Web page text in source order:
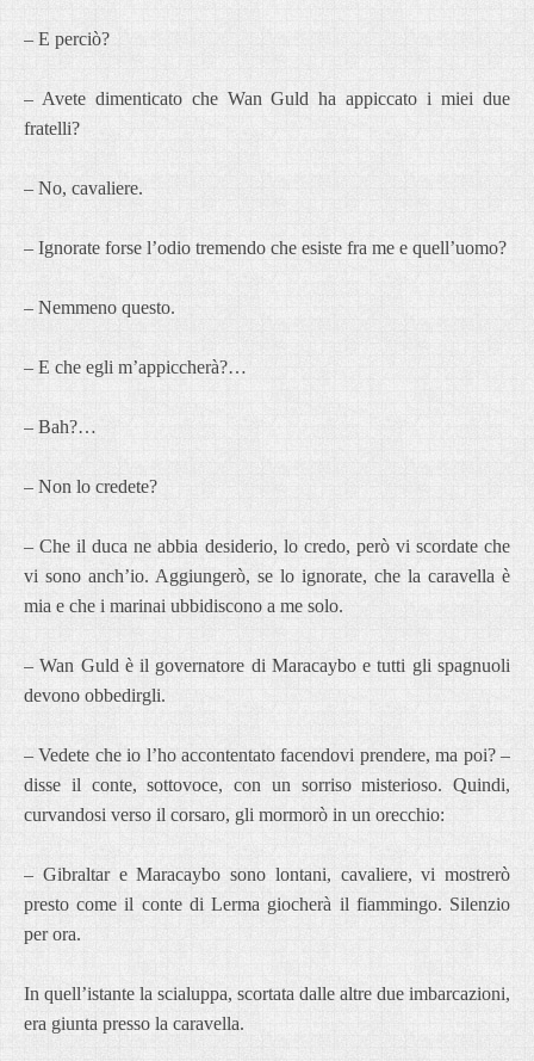
– E perciò?
– Avete dimenticato che Wan Guld ha appiccato i miei due
fratelli?
– No, cavaliere.
– Ignorate forse l’odio tremendo che esiste fra me e quell’uomo?
– Nemmeno questo.
– E che egli m’appiccherà?…
– Bah?…
– Non lo credete?
– Che il duca ne abbia desiderio, lo credo, però vi scordate che
vi sono anch’io. Aggiungerò, se lo ignorate, che la caravella è
mia e che i marinai ubbidiscono a me solo.
– Wan Guld è il governatore di Maracaybo e tutti gli spagnuoli
devono obbedirgli.
– Vedete che io l’ho accontentato facendovi prendere, ma poi? –
disse il conte, sottovoce, con un sorriso misterioso. Quindi,
curvandosi verso il corsaro, gli mormorò in un orecchio:
– Gibraltar e Maracaybo sono lontani, cavaliere, vi mostrerò
presto come il conte di Lerma giocherà il fiammingo. Silenzio
per ora.
In quell’istante la scialuppa, scortata dalle altre due imbarcazioni,
era giunta presso la caravella.